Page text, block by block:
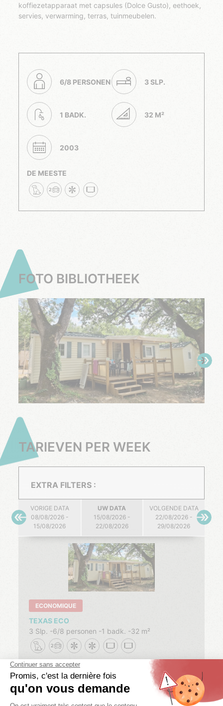
koffiezetapparaat met capsules (Dolce Gusto), eethoek,
servies, verwarming, terras, tuinmeubelen.
6/8 PERSONEN 3 SLP.
1 BADK. 32 M²
2003
DE MEESTE
FOTO BIBLIOTHEEK
TARIEVEN PER WEEK
VORIGE DATA
08/08/2026 -
15/08/2026
UW DATA
15/08/2026 -
22/08/2026
VOLGENDE DATA
22/08/2026 -
29/08/2026
ECONOMIQUE
TEXAS ECO
3 Slp.
6/8 personen 1 badk. 32 m²
08/08/2026 -
15/08/2026
22/08/2026
22/08/2026 -
29/08/2026
-30% VIVE L'ÉTÉ
EXTRA FILTERS :